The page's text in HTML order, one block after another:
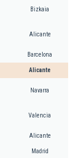
Bizkaia
Alicante
Barcelona
Alicante
Navarra
Valencia
Alicante
Madrid